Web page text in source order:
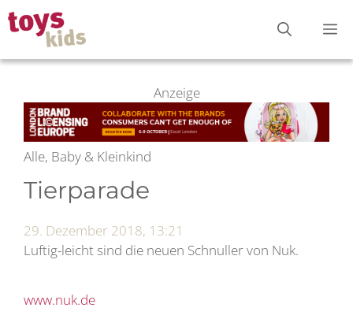
Zum
Inhalt
springen
Anzeige
Alle, Baby & Kleinkind
Tierparade
29. Dezember 2018, 13:21
Luftig-leicht sind die neuen Schnuller von Nuk.
www.nuk.de